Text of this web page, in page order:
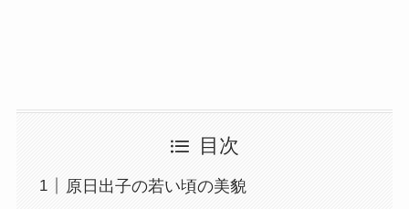
目次
原日出子の若い頃の美貌